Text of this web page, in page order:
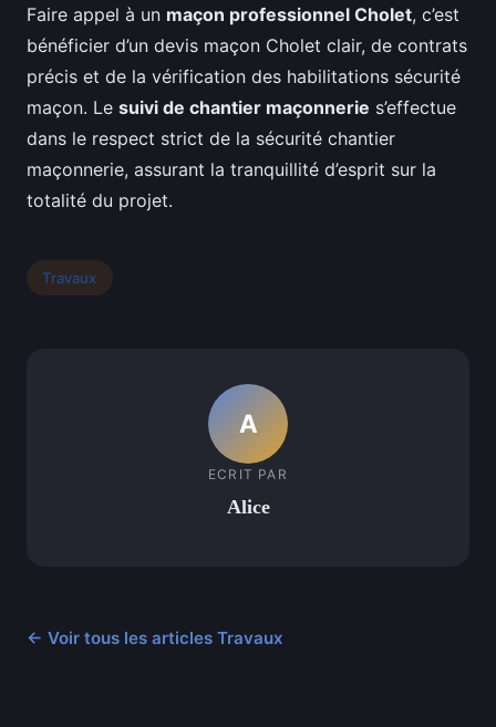
Faire appel à un maçon professionnel Cholet, c’est
bénéficier d’un devis maçon Cholet clair, de contrats
précis et de la vérification des habilitations sécurité
maçon. Le suivi de chantier maçonnerie s’effectue
dans le respect strict de la sécurité chantier
maçonnerie, assurant la tranquillité d’esprit sur la
totalité du projet.
Travaux
A
ECRIT PAR
Alice
← Voir tous les articles Travaux